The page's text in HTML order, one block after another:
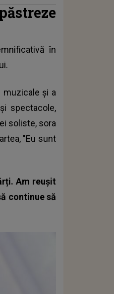
în
muzicale și a
spectacole,
soliste, sora
"Eu sunt
Am reușit
continue să